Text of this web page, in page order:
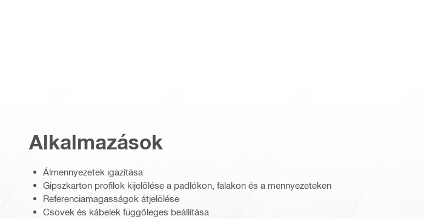
Alkalmazások
Álmennyezetek igazítása
Gipszkarton profilok kijelölése a padlókon, falakon és a mennyezeteken
Referenciamagasságok átjelölése
Csövek és kábelek függőleges beállítása